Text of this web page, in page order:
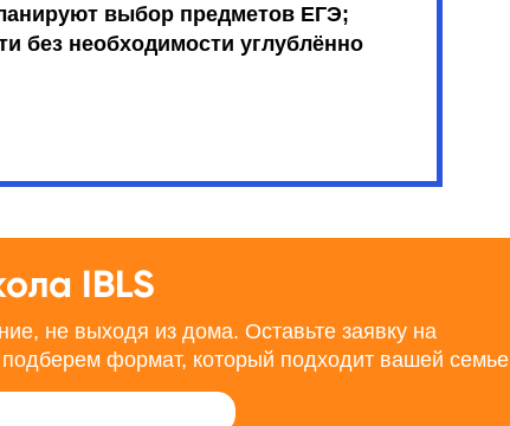
выбор предметов ЕГЭ;
без необходимости углублённо
IBLS
не выходя из дома. Оставьте заявку на
формат, который подходит вашей семье